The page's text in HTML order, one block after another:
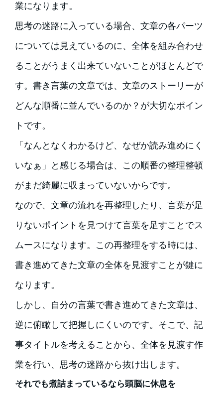
業になります。
思考の迷路に入っている場合、文章の各パーツ
については見えているのに、全体を組み合わせ
ることがうまく出来ていないことがほとんどで
す。書き言葉の文章では、文章のストーリーが
どんな順番に並んでいるのか？が大切なポイン
トです。
「なんとなくわかるけど、なぜか読み進めにく
いなぁ」と感じる場合は、この順番の整理整頓
がまだ綺麗に収まっていないからです。
なので、文章の流れを再整理したり、言葉が足
りないポイントを見つけて言葉を足すことでス
ムースになります。この再整理をする時には、
書き進めてきた文章の全体を見渡すことが鍵に
なります。
しかし、自分の言葉で書き進めてきた文章は、
逆に俯瞰して把握しにくいのです。そこで、記
事タイトルを考えることから、全体を見渡す作
業を行い、思考の迷路から抜け出します。
それでも煮詰まっているなら頭脳に休息を